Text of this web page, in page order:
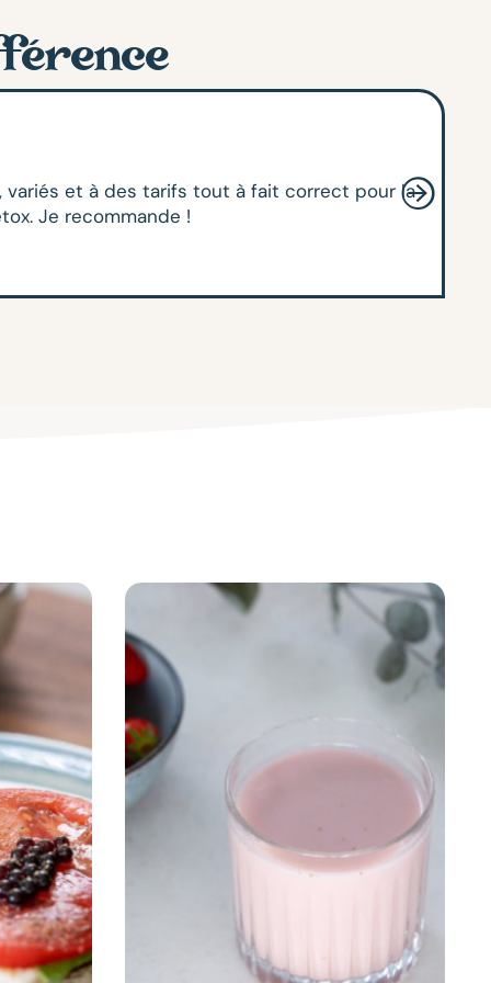
et à des tarifs tout à fait correct pour la
Je recommande !